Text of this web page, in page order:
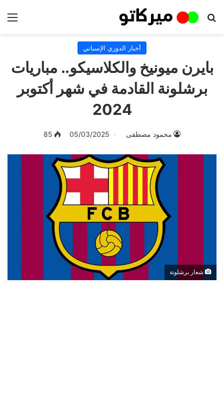
بحث عن
أخبار الدوري الإسباني
بايرن ميونيخ والكلاسيكو.. مباريات
برشلونة القادمة في شهر أكتوبر
2024
محمود مصطفى 05/03/2025
85
شعار برشلونة